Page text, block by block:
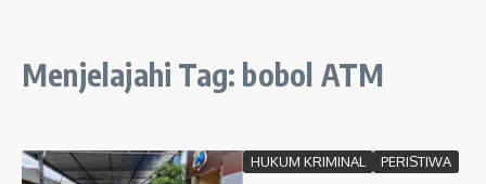
Menjelajahi Tag: bobol ATM
HUKUM KRIMINAL PERISTIWA